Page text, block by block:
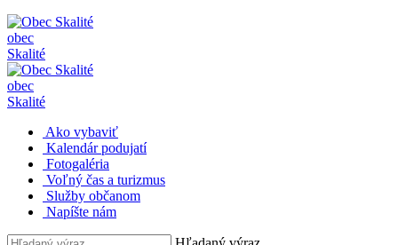
obec
Skalité
obec
Skalité
Ako vybaviť
Kalendár podujatí
Fotogaléria
Voľný čas a turizmus
Služby občanom
Napíšte nám